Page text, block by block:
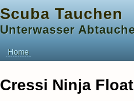
Scuba Tauchen
Unterwasser
Home
Cressi Ninja